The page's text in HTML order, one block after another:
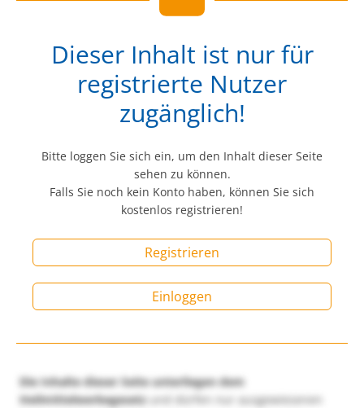
Dieser Inhalt ist nur für
registrierte Nutzer
zugänglich!
Bitte loggen Sie sich ein, um den Inhalt dieser Seite
sehen zu können.
Falls Sie noch kein Konto haben, können Sie sich
kostenlos registrieren!
Registrieren
Einloggen
Die Inhalte dieser Seite unterliegen dem
Heilmittelwerbegesetzund dürfen nur ausgewiesenen